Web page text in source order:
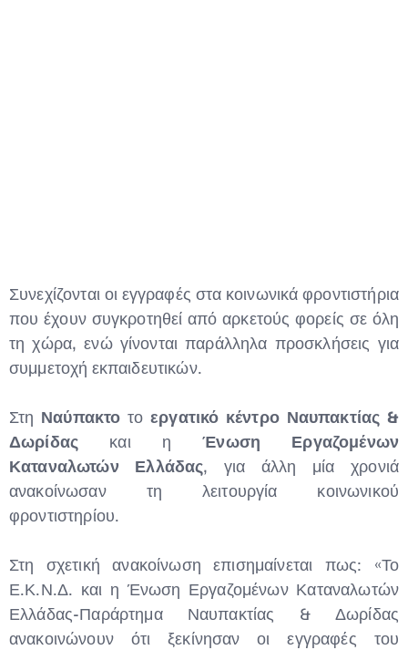
Συνεχίζονται οι εγγραφές στα κοινωνικά φροντιστήρια
που έχουν συγκροτηθεί από αρκετούς φορείς σε όλη
τη χώρα, ενώ γίνονται παράλληλα προσκλήσεις για
συμμετοχή εκπαιδευτικών.
Στη Ναύπακτο τοεργατικό κέντρο Ναυπακτίας &
Δωρίδας και ηΈνωση Εργαζομένων
Καταναλωτών Ελλάδας, για άλλη μία χρονιά
ανακοίνωσαν τη λειτουργία κοινωνικού
φροντιστηρίου.
Στη σχετική ανακοίνωση επισημαίνεται πως: «Το
Ε.Κ.Ν.Δ. και η Ένωση Εργαζομένων Καταναλωτών
Ελλάδας-Παράρτημα Ναυπακτίας & Δωρίδας
ανακοινώνουν ότι ξεκίνησαν οι εγγραφές του
Type and hit enter